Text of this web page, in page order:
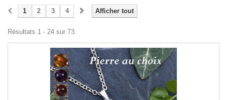
Afficher tout
1 2 3 4
Résultats 1 - 24 sur 73.